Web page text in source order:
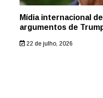
Mídia internacional
argumentos de
22 de julho, 2026